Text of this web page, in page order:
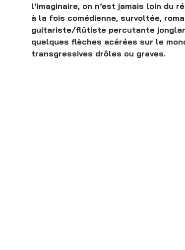
l’imaginaire, on n’est jamais loin du
à la fois comédienne, survoltée,
guitariste/flûtiste percutante
quelques flèches acérées sur le
transgressives drôles ou graves.